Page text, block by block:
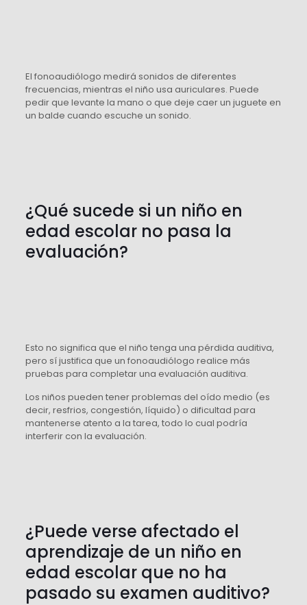
El fonoaudiólogo medirá sonidos de diferentes
frecuencias, mientras el niño usa auriculares. Puede
pedir que levante la mano o que deje caer un juguete en
un balde cuando escuche un sonido.
¿Qué sucede si un niño en
edad escolar no pasa la
evaluación?
Esto no significa que el niño tenga una pérdida auditiva,
pero sí justifica que un fonoaudiólogo realice más
pruebas para completar una evaluación auditiva.
Los niños pueden tener problemas del oído medio (es
decir, resfrios, congestión, líquido) o dificultad para
mantenerse atento a la tarea, todo lo cual podría
interferir con la evaluación.
¿Puede verse afectado el
aprendizaje de un niño en
edad escolar que no ha
pasado su examen auditivo?